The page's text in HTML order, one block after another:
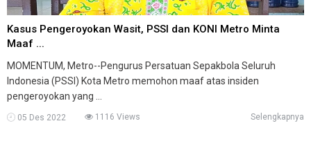
Kasus Pengeroyokan Wasit, PSSI dan KONI Metro Minta
Maaf ...
MOMENTUM, Metro--Pengurus Persatuan Sepakbola Seluruh
Indonesia (PSSI) Kota Metro memohon maaf atas insiden
pengeroyokan yang ...
05 Des 2022 1116 Views Selengkapnya